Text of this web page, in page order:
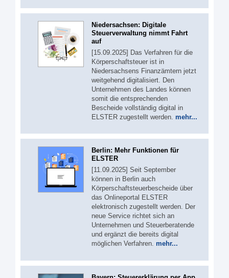
Niedersachsen: Digitale
Steuerverwaltung nimmt Fahrt
auf
[15.09.2025] Das Verfahren für die
Körperschaftsteuer ist in
Niedersachsens Finanzämtern jetzt
weitgehend digitalisiert. Den
Unternehmen des Landes können
somit die entsprechenden
Bescheide vollständig digital in
ELSTER zugestellt werden. mehr...
Berlin: Mehr Funktionen für
ELSTER
[11.09.2025] Seit September
können in Berlin auch
Körperschaftsteuerbescheide über
das Onlineportal ELSTER
elektronisch zugestellt werden. Der
neue Service richtet sich an
Unternehmen und Steuerberatende
und ergänzt die bereits digital
möglichen Verfahren. mehr...